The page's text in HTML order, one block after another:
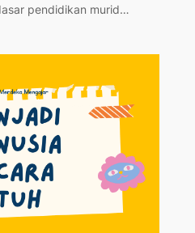
pendidikan murid…